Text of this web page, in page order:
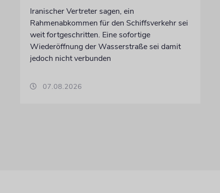
Iranischer Vertreter sagen, ein
Rahmenabkommen für den Schiffsverkehr sei
weit fortgeschritten. Eine sofortige
Wiederöffnung der Wasserstraße sei damit
jedoch nicht verbunden
07.08.2026